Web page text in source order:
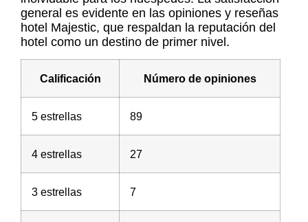
general es evidente en las opiniones y reseñas
hotel Majestic, que respaldan la reputación del
hotel como un destino de primer nivel.
Calificación Número de opiniones
5 estrellas 89
4 estrellas 27
3 estrellas 7